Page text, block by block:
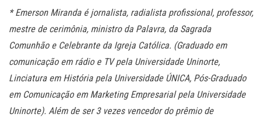
* Emerson Miranda é jornalista, radialista profissional, professor,
mestre de cerimônia, ministro da Palavra, da Sagrada
Comunhão e Celebrante da Igreja Católica. (Graduado em
comunicação em rádio e TV pela Universidade Uninorte,
Linciatura em História pela Universidade ÚNICA, Pós-Graduado
em Comunicação em Marketing Empresarial pela Universidade
Uninorte). Além de ser 3 vezes vencedor do prêmio de